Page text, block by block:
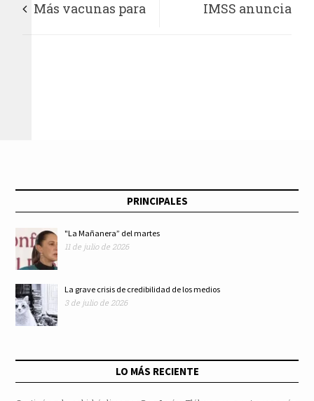
Más vacunas para IMSS anuncia
PRINCIPALES
"La Mañanera” del martes
11 de julio de 2026
La grave crisis de credibilidad de los medios
3 de julio de 2026
LO MÁS RECIENTE